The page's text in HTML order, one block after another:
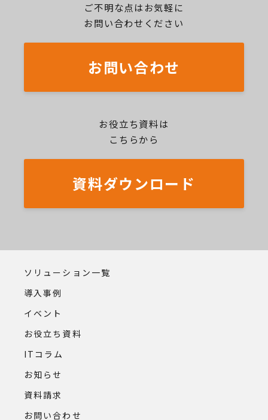
ご不明な点はお気軽に
お問い合わせください
お問い合わせ
お役立ち資料は
こちらから
資料ダウンロード
ソリューション一覧
導入事例
イベント
お役立ち資料
ITコラム
お知らせ
資料請求
お問い合わせ